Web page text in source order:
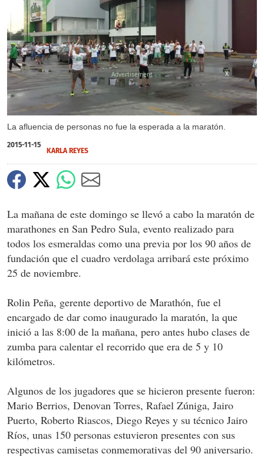
La afluencia de personas no fue la esperada a la maratón.
X
2015-11-15
KARLA REYES
La mañana de este domingo se llevó a cabo la maratón de
marathones en San Pedro Sula, evento realizado para
todos los esmeraldas como una previa por los 90 años de
fundación que el cuadro verdolaga arribará este próximo
25 de noviembre.
Rolin Peña, gerente deportivo de Marathón, fue el
encargado de dar como inaugurado la maratón, la que
inició a las 8:00 de la mañana, pero antes hubo clases de
zumba para calentar el recorrido que era de 5 y 10
kilómetros.
Algunos de los jugadores que se hicieron presente fueron:
Mario Berrios, Denovan Torres, Rafael Zúniga, Jairo
Puerto, Roberto Riascos, Diego Reyes y su técnico Jairo
Ríos, unas 150 personas estuvieron presentes con sus
respectivas camisetas conmemorativas del 90 aniversario.